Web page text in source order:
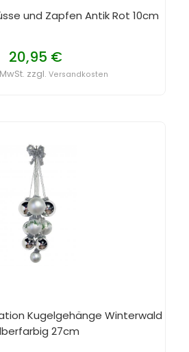
und Zapfen Antik Rot 10cm
20,95 €
zzgl. Versandkosten
Kugelgehänge Winterwald
27cm